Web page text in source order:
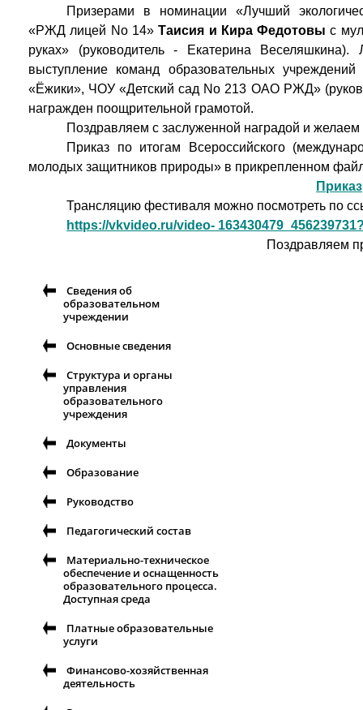
Призерами в номинации «Лучший
«РЖД лицей No 14»Таисия и Кира Федотовы с
руках» (руководитель - Екатерина
выступление команд образовательных
«Ёжики», ЧОУ «Детский сад No 213 ОАО РЖД»
награжден поощрительной грамотой.
Поздравляем с заслуженной наградой и
Приказ по итогам Всероссийского
молодых защитников природы» в прикрепленном
Приказ
Трансляцию фестиваля можно посмотреть по
https://vkvideo.ru/video-
Поздравляем
Сведения об
образовательном
учреждении
Основные сведения
Структура и органы
управления
образовательного
учреждения
Документы
Образование
Руководство
Педагогический состав
Материально-техническое
обеспечение и оснащенность
образовательного процесса.
Доступная среда
Платные образовательные
услуги
Финансово-хозяйственная
деятельность